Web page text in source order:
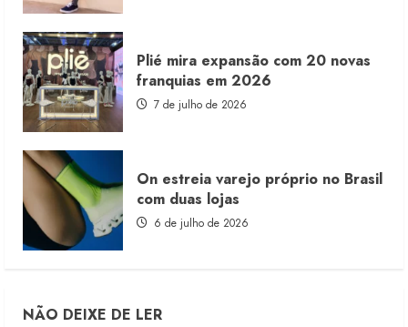
Plié mira expansão com 20 novas
franquias em 2026
7 de julho de 2026
On estreia varejo próprio no Brasil
com duas lojas
6 de julho de 2026
NÃO DEIXE DE LER